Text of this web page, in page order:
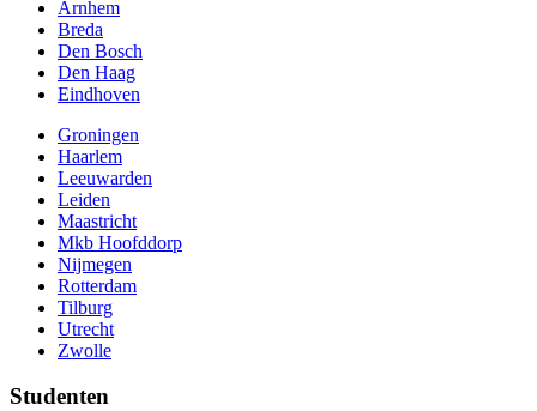
Arnhem
Breda
Den Bosch
Den Haag
Eindhoven
Groningen
Haarlem
Leeuwarden
Leiden
Maastricht
Mkb Hoofddorp
Nijmegen
Rotterdam
Tilburg
Utrecht
Zwolle
Studenten